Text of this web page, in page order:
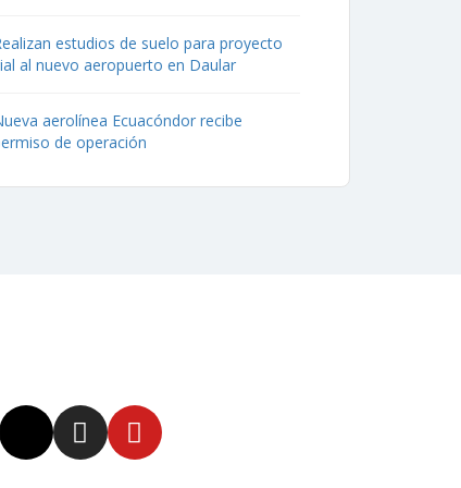
estudios de suelo para proyecto
al nuevo aeropuerto en Daular
aerolínea Ecuacóndor recibe
de operación